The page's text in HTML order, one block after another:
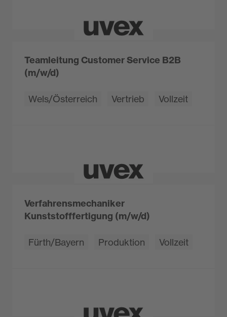
Teamleitung Customer Service B2B
(m/w/d)
Wels/Österreich Vertrieb Vollzeit
Verfahrensmechaniker
Kunststofffertigung (m/w/d)
Fürth/Bayern Produktion Vollzeit